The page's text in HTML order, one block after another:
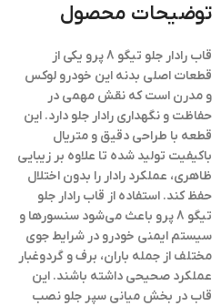
توضیحات محصول
قاب رادار جلو تیگو 8 پرو یکی از
قطعات اصلی بدنه این خودرو لوکس
و مدرن است که نقش مهمی در
حفاظت و نگهداری رادار جلو دارد. این
قطعه با طراحی دقیق و متریال
باکیفیت تولید شده تا علاوه بر زیبایی
ظاهری، عملکرد رادار را بدون اختلال
حفظ کند. استفاده از قاب رادار جلو
تیگو 8 پرو
باعث می‌شود سنسورها و
سیستم ایمنی خودرو در شرایط جوی
مختلف از جمله باران، برف و گردوغبار
عملکرد صحیحی داشته باشند. این
قاب در بخش میانی سپر جلو نصب